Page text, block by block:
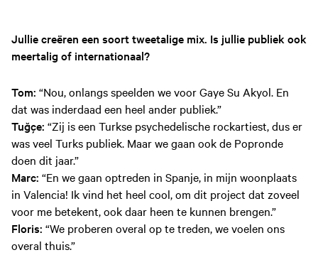
Jullie creëren een soort tweetalige mix. Is jullie publiek ook
meertalig of internationaal?
Tom: “Nou, onlangs speelden we voor Gaye Su Akyol. En
dat was inderdaad een heel ander publiek.”
Tuğçe: “Zij is een Turkse psychedelische rockartiest, dus er
was veel Turks publiek. Maar we gaan ook de Popronde
doen dit jaar.”
Marc: “En we gaan optreden in Spanje, in mijn woonplaats
in Valencia! Ik vind het heel cool, om dit project dat zoveel
voor me betekent, ook daar heen te kunnen brengen.”
Floris: “We proberen overal op te treden, we voelen ons
overal thuis.”